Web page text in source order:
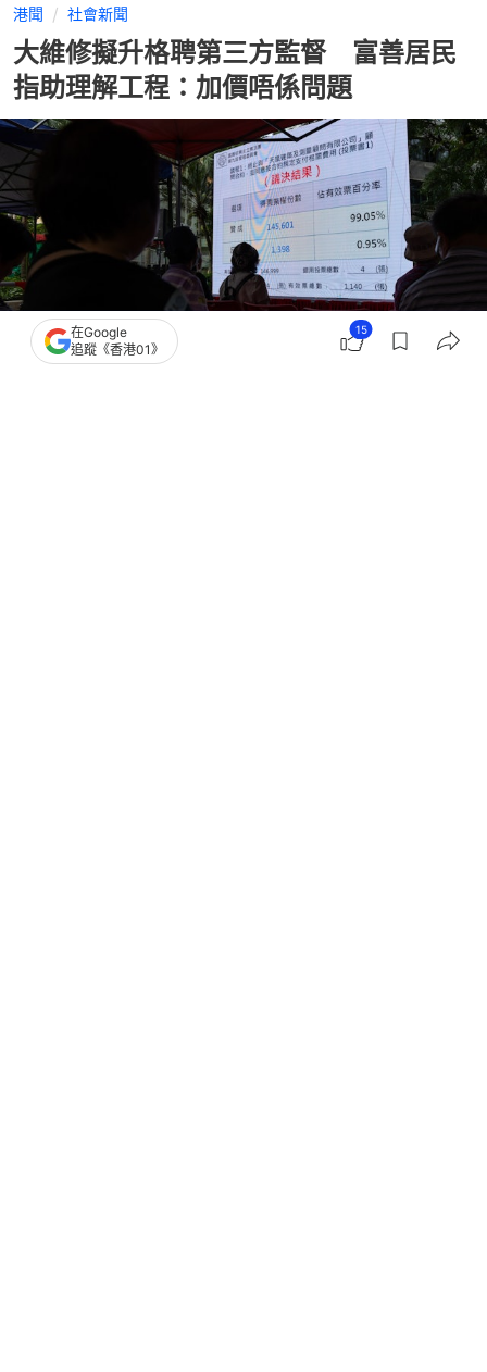
港聞 社會新聞
大維修擬升格聘第三方監督 富善居民
指助理解工程：加價唔係問題
在Google
追蹤《香港01》
15